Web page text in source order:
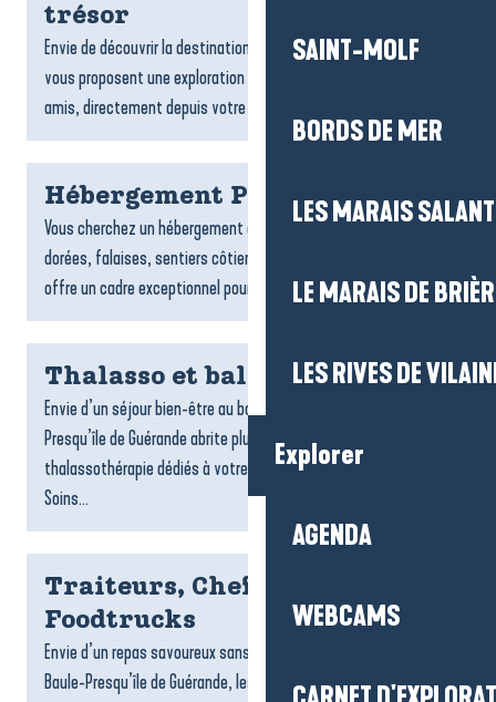
SAINT-MOLF
BORDS DE MER
LES MARAIS
LE MARAIS DE
LES RIVES DE
Explorer
AGENDA
WEBCAMS
trésor
Envie de découvrir la destination ? Les jeux de piste Baludik
vous proposent une exploration ludique, en famille ou entre
amis, directement depuis votre téléphone. Suivez des...
Hébergement Pénestin
Vous cherchez un hébergement à Pénestin ? Entre plages
dorées, falaises, sentiers côtiers et estuaire, la commune
offre un cadre exceptionnel pour un séjour tourné vers la...
Thalasso et balnéo
Envie d’un séjour bien-être au bord de l’océan ? La Baule-
Presqu’île de Guérande abrite plusieurs centres de
thalassothérapie dédiés à votre détente et à votre vitalité.
Soins...
Traiteurs, Chefs à domicile et
Foodtrucks
Envie d’un repas savoureux sans cuisiner ? Sur la destination La
Baule-Presqu’île de Guérande, les traiteurs, foodtrucks et chefs